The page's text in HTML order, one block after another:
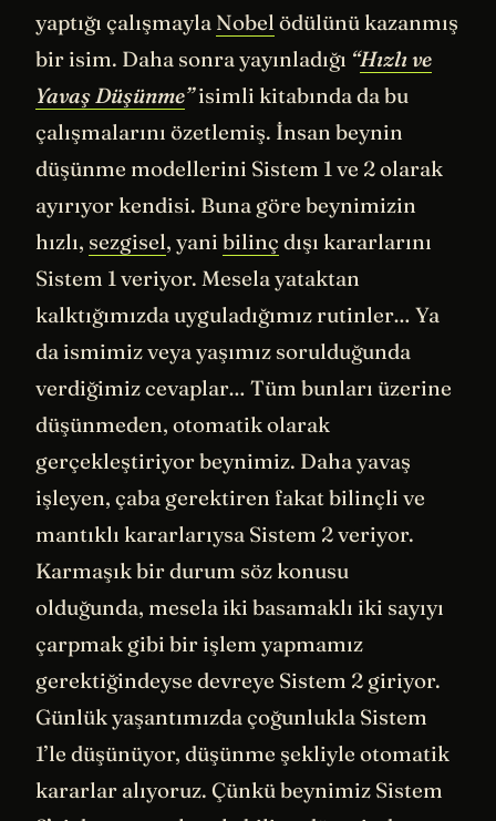
yaptığı çalışmayla Nobel ödülünü kazanmış
bir isim. Daha sonra yayınladığı “Hızlı ve
Yavaş Düşünme”isimli kitabında da bu
çalışmalarını özetlemiş. İnsan beynin
düşünme modellerini Sistem 1 ve 2 olarak
ayırıyor kendisi. Buna göre beynimizin
hızlı, sezgisel, yani bilinç dışı kararlarını
Sistem 1 veriyor. Mesela yataktan
kalktığımızda uyguladığımız rutinler… Ya
da ismimiz veya yaşımız sorulduğunda
verdiğimiz cevaplar… Tüm bunları üzerine
düşünmeden, otomatik olarak
gerçekleştiriyor beynimiz. Daha yavaş
işleyen, çaba gerektiren fakat bilinçli ve
mantıklı kararlarıysa Sistem 2 veriyor.
Karmaşık bir durum söz konusu
olduğunda, mesela iki basamaklı iki sayıyı
çarpmak gibi bir işlem yapmamız
gerektiğindeyse devreye Sistem 2 giriyor.
Günlük yaşantımızda çoğunlukla Sistem
1’le düşünüyor, düşünme şekliyle otomatik
kararlar alıyoruz. Çünkü beynimiz Sistem